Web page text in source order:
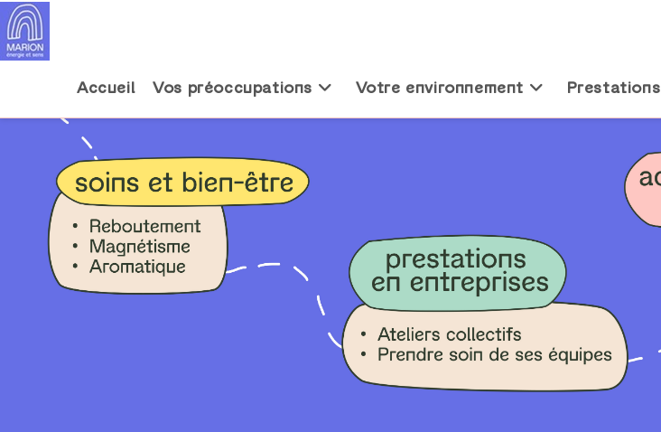
Accueil Vos préoccupations Votre environnement Prestations